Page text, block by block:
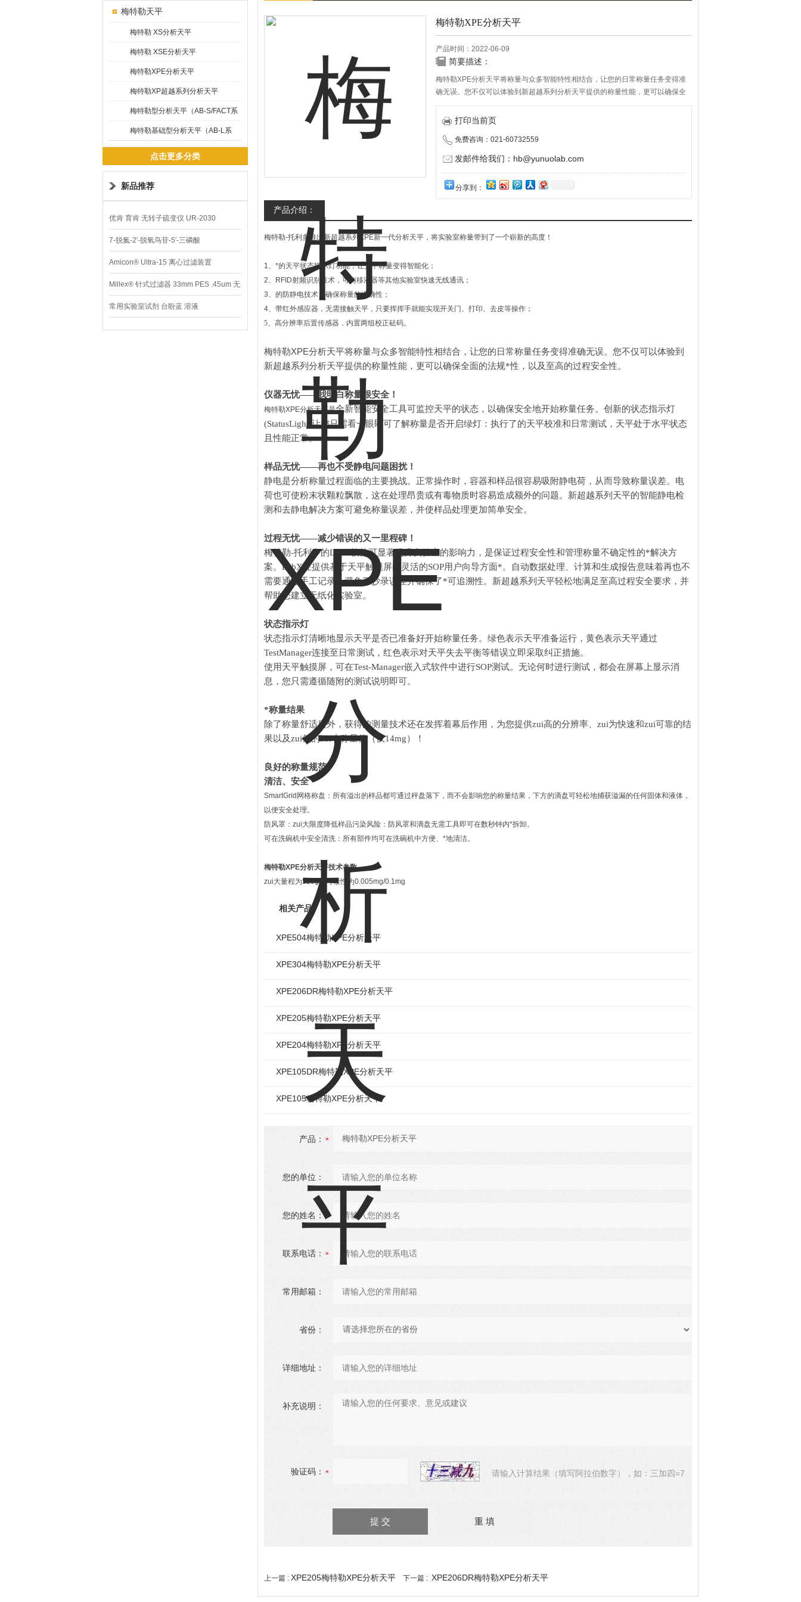
梅特勒天平
梅特勒 XS分析天平
梅特勒 XSE分析天平
梅特勒XPE分析天平
梅特勒XP超越系列分析天平
梅特勒型分析天平（AB-S/FACT系
列）
梅特勒基础型分析天平（AB-L系
列）
点击更多分类
新品推荐
优肯 育肯 无转子硫变仪 UR-2030
7-脱氮-2′-脱氧鸟苷-5′-三磷酸
Amicon® Ultra-15 离心过滤装置
Millex® 针式过滤器 33mm PES .45um 无
菌
常用实验室试剂 台盼蓝 溶液
梅特勒XPE分析天平
产品时间：2022-06-09
简要描述：
梅特勒XPE分析天平将称量与众多智能特性相结合，让您的日常称量任务变得准
确无误。您不仅可以体验到新超越系列分析天平提供的称量性能，更可以确保全
面的法规*性，以及至高的过程安全性。
打印当前页
免费咨询：021-60732559
发邮件给我们：hb@yunuolab.com
分享到：
产品介绍：
梅特勒-托利多推出新超越系列XPE新一代分析天平，将实验室称量带到了一个崭新的高度！
1、*的天平状态指示灯功能，让天平称量变得智能化；
2、RFID射频识别技术，可与移液器等其他实验室快速无线通讯；
3、的防静电技术，确保称量的准确性；
4、带红外感应器，无需接触天平，只要挥挥手就能实现开关门、打印、去皮等操作；
5、高分辨率后置传感器，内置两组校正砝码。
梅特勒XPE分析天平将称量与众多智能特性相结合，让您的日常称量任务变得准确无误。您不仅可以体验到
新超越系列分析天平提供的称量性能，更可以确保全面的法规*性，以及至高的过程安全性。
仪器无忧—— 我明白称量很安全！
梅特勒XPE分析天平是全新智能安全工具可监控天平的状态，以确保安全地开始称量任务。创新的状态指示灯
(StatusLight)让您只需看一眼即可了解称量是否开启绿灯：执行了的天平校准和日常测试，天平处于水平状态
且性能正常。
样品无忧——再也不受静电问题困扰！
静电是分析称量过程面临的主要挑战。正常操作时，容器和样品很容易吸附静电荷，从而导致称量误差。电
荷也可使粉末状颗粒飘散，这在处理昂贵或有毒物质时容易造成额外的问题。新超越系列天平的智能静电检
测和去静电解决方案可避免称量误差，并使样品处理更加简单安全。
过程无忧——减少错误的又一里程碑！
梅特勒-托利多的LabX软件可显著提升实验室的影响力，是保证过程安全性和管理称量不确定性的*解决方
案。LabX在提供基于天平触摸屏的灵活的SOP用户向导方面*。自动数据处理、计算和生成报告意味着再也不
需要通过手工记录，避免了抄录误差并确保了*可追溯性。新超越系列天平轻松地满足至高过程安全要求，并
帮助您建立无纸化实验室。
状态指示灯
状态指示灯清晰地显示天平是否已准备好开始称量任务。绿色表示天平准备运行，黄色表示天平通过
TestManager连接至日常测试，红色表示对天平失去平衡等错误立即采取纠正措施。
使用天平触摸屏，可在Test-Manager嵌入式软件中进行SOP测试。无论何时进行测试，都会在屏幕上显示消
息，您只需遵循随附的测试说明即可。
*称量结果
除了称量舒适度外，获得的测量技术还在发挥着幕后作用，为您提供zui高的分辨率、zui为快速和zui可靠的结
果以及zui低的zui小称量值（仅14mg）！
良好的称量规范
清洁、安全
SmartGrid网格称盘：所有溢出的样品都可通过秤盘落下，而不会影响您的称量结果，下方的滴盘可轻松地捕获溢漏的任何固体和液体，
以便安全处理。
防风罩：zui大限度降低样品污染风险：防风罩和滴盘无需工具即可在数秒钟内*拆卸。
可在洗碗机中安全清洗：所有部件均可在洗碗机中方便、*地清洁。
梅特勒XPE分析天平技术参数
zui大量程为520g，可读性为0.005mg/0.1mg
相关产品
XPE504梅特勒XPE分析天平
XPE304梅特勒XPE分析天平
XPE206DR梅特勒XPE分析天平
XPE205梅特勒XPE分析天平
XPE204梅特勒XPE分析天平
XPE105DR梅特勒XPE分析天平
XPE105梅特勒XPE分析天平
产品：
您的单位：
您的姓名：
联系电话：
常用邮箱：
省份：
详细地址：
补充说明：
验证码： 请输入计算结果（填写阿拉伯数字），如：三加四=7
上一篇 : XPE205梅特勒XPE分析天平 下一篇 : XPE206DR梅特勒XPE分析天平